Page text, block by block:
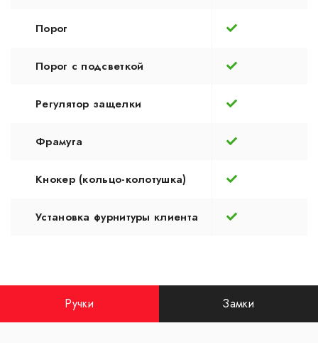
Порог
Порог с подсветкой
Регулятор защелки
Фрамуга
Кнокер (кольцо-колотушка)
Установка фурнитуры клиента
Ручки Замки